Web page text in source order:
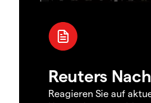
Reuters
Reagieren Sie auf